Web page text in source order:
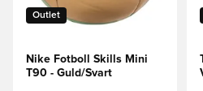
Outlet
Nike Fotboll Skills Mini
T90 - Guld/Svart